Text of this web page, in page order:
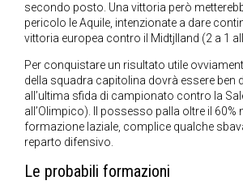
secondo posto. Una vittoria però
pericolo le Aquile, intenzionate a dare
vittoria europea contro il Midtjlland (2 a 1
Per conquistare un risultato utile
della squadra capitolina dovrà essere ben
all’ultima sfida di campionato contro la
all’Olimpico). Il possesso palla oltre il 60%
formazione laziale, complice qualche
reparto difensivo.
Le probabili formazioni